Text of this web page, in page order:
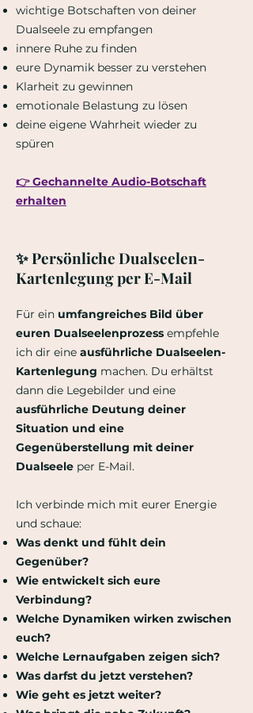
wichtige Botschaften von deiner
Dualseele zu empfangen
innere Ruhe zu finden
eure Dynamik besser zu verstehen
Klarheit zu gewinnen
emotionale Belastung zu lösen
deine eigene Wahrheit wieder zu
spüren
👉 Gechannelte Audio-Botschaft
erhalten​​
✨ Persönliche Dualseelen-
Kartenlegung per E-Mail
Für ein umfangreiches Bild über
euren Dualseelenprozess empfehle
ich dir eine ausführliche Dualseelen-
Kartenlegung machen. Du erhältst
dann die Legebilder und eine
ausführliche Deutung deiner
Situation und eine
Gegenüberstellung mit deiner
Dualseele per E-Mail.
Ich verbinde mich mit eurer Energie
und schaue:
Was denkt und fühlt dein
Gegenüber?
Wie entwickelt sich eure
Verbindung?
Welche Dynamiken wirken zwischen
euch?
Welche Lernaufgaben zeigen sich?
Was darfst du jetzt verstehen?
Wie geht es jetzt weiter?